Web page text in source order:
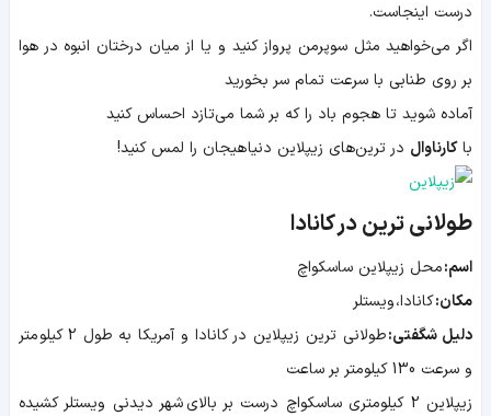
درست اینجاست.
اگر می‌خواهید مثل سوپرمن پرواز کنید و یا از میان درختان انبوه در هوا
بر روی طنابی با سرعت تمام سر بخورید
آماده شوید تا هجوم باد را که بر شما می‌تازد احساس کنید
باکارناوال در ترین‌های زیپلاین دنیا هیجان را لمس کنید!
طولانی ترین در کانادا
اسم:محل زیپلاین ساسکواچ
مکان:کانادا، ویستلر
دلیل شگفتی:
طولانی ترین زیپلاین در کانادا و آمریکا به طول 2 کیلومتر
و سرعت 130 کیلومتر بر ساعت
زیپلاین 2 کیلومتری ساسکواچ درست بر بالای شهر دیدنی ویستلر کشیده